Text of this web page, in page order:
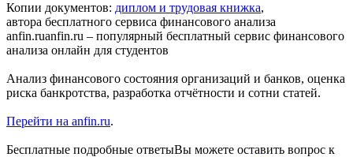
Копии документов: диплом и трудовая книжка,
автора бесплатного сервиса финансового анализа
anfin.ruanfin.ru – популярный бесплатный сервис финансового
анализа онлайн для студентов
Анализ финансового состояния организаций и банков, оценка
риска банкротства, разработка отчётности и сотни статей.
Перейти на anfin.ru.
Бесплатные подробные ответыВы можете оставить вопрос к